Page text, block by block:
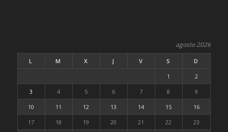
agosto 2026
L M X J V S
D
1
2
3
4 5 6 7 8
9
10
11 12 13 14 15
16
17
18 19 20 21 22
23